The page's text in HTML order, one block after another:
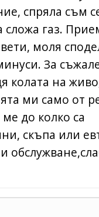
спряла съм
сложа газ.
моля
За
колата на
ми само от
до колко са
скъпа или